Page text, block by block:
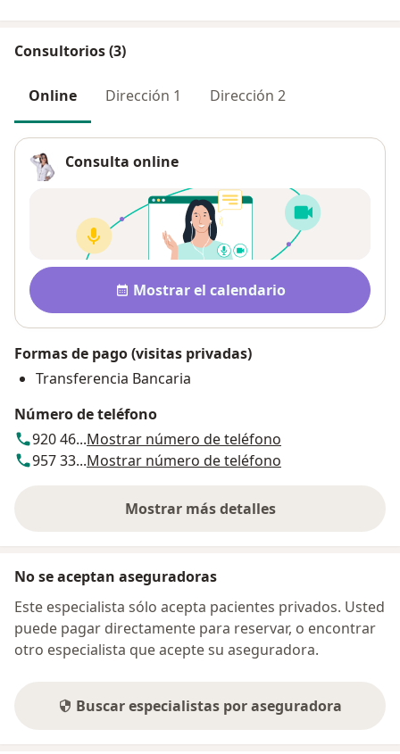
Consultorios (3)
Online Dirección 1 Dirección 2
Consulta online
Disponibilidad
Mostrar el calendario
Formas de pago (visitas privadas)
Transferencia Bancaria
Número de teléfono
920 46...Mostrar número de teléfono
957 33...Mostrar número de teléfono
Mostrar más detalles
sobre la dirección
No se aceptan aseguradoras
Este especialista sólo acepta pacientes privados. Usted
puede pagar directamente para reservar, o encontrar
otro especialista que acepte su aseguradora.
Buscar especialistas por aseguradora